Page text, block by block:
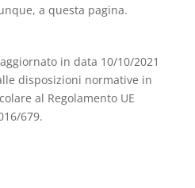
a questa pagina.
in data 10/10/2021
disposizioni normative in
al Regolamento UE
679.